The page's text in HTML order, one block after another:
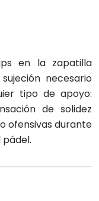
en la zapatilla
necesario
tipo de apoyo:
de solidez
ofensivas durante